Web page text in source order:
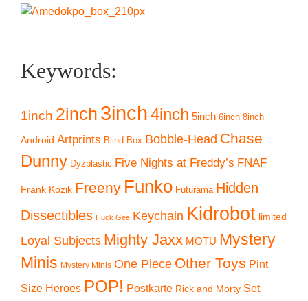
Keywords:
1inch 2inch 3inch4inch 5inch 6inch 8inch
Android Artprints Blind Box Bobble-Head Chase
Dunny Dyzplastic Five Nights at Freddy’s FNAF
Frank Kozik Freeny Funko Futurama Hidden
Dissectibles Huck Gee Keychain Kidrobot limited
Loyal Subjects Mighty Jaxx MOTU Mystery
Minis Mystery Minis One Piece Other Toys Pint
Size Heroes POP! Postkarte Rick and Morty Set